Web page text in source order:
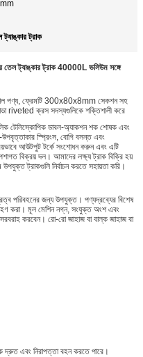
ট্যাঙ্কার ট্রাক
ট্যাঙ্কার ট্রাক 40000L ভলিউম সঙ্গে
ভাল পণ্য, ফ্রেমটি 300x80x8mm সেকশন সহ
riveted ক্রস সদস্যগুলিকে শক্তিশালী করে
টেলিস্কোপিক ডাবল-অ্যাকশন শক শোষক এবং
উপবৃত্তাকার স্প্রিংস, বোগি বসন্ত এবং
আউটপুট টর্কে সংশোধন করুন এবং এটি
বিক্রয় দল। আমাদের লক্ষ্য ট্রাক বিক্রি হয়
ট্রাকগুলি নির্বাচন করতে সহায়তা করি।
পরিবহনের জন্য উপযুক্ত। পণ্যদ্রব্যের বিশেষ
করা। মূল মেশিন নগ্ন, সংযুক্ত অংশ এবং
সরবরাহ করবেন। রো-রো জাহাজ বা বাল্ক জাহাজ বা
এবং নিরাপত্তা বহন করতে পারে।